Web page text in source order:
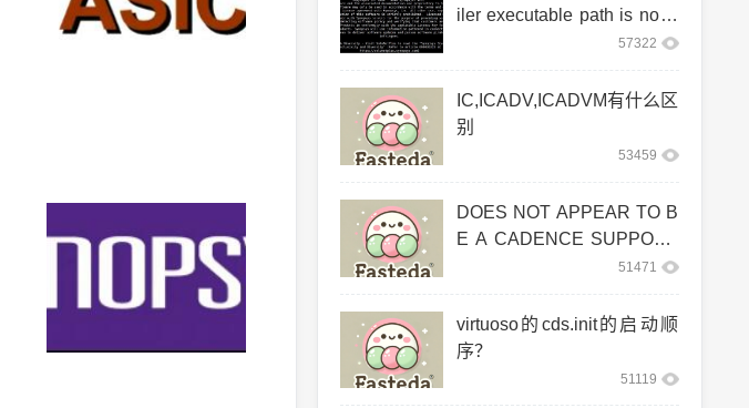
iler executable path is not s
57322
IC,ICADV,ICADVM有什么区
别
53459
DOES NOT APPEAR TO B
E A CADENCE SUPPORT
51471
virtuoso的cds.init的启动顺
序？
51119